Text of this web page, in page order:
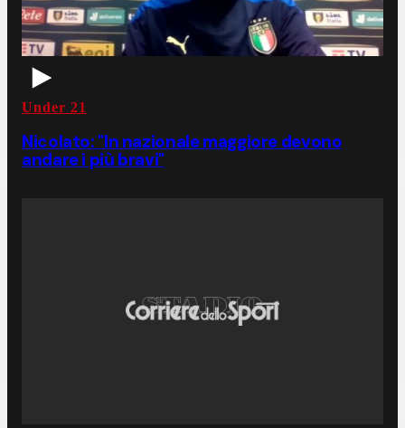
Under 21
Nicolato: "In nazionale maggiore devono
andare i più bravi"